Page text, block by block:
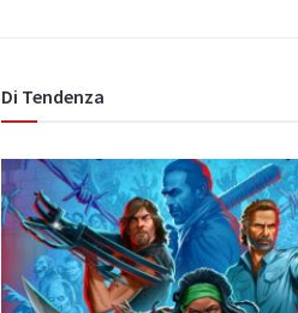
Di Tendenza